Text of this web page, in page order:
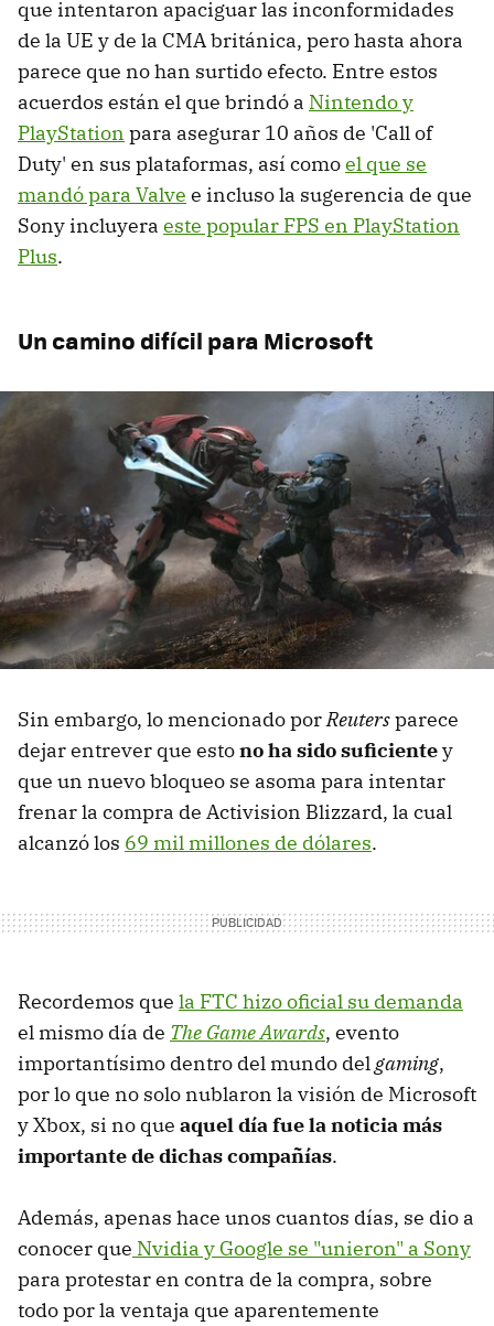
que intentaron apaciguar las inconformidades
de la UE y de la CMA británica, pero hasta ahora
parece que no han surtido efecto. Entre estos
acuerdos están el que brindó a Nintendo y
PlayStation para asegurar 10 años de 'Call of
Duty' en sus plataformas, así comoel que se
mandó para Valve e incluso la sugerencia de que
Sony incluyera este popular FPS en PlayStation
Plus.
Un camino difícil para Microsoft
Sin embargo, lo mencionado porReutersparece
dejar entrever que estono ha sido suficientey
que un nuevo bloqueo se asoma para intentar
frenar la compra de Activision Blizzard, la cual
alcanzó los 69 mil millones de dólares.
Recordemos que la FTC hizo oficial su demanda
el mismo día de The Game Awards, evento
importantísimo dentro del mundo delgaming,
por lo que no solo nublaron la visión de Microsoft
y Xbox, si no que aquel día fue la noticia más
importante de dichas compañías.
Además, apenas hace unos cuantos días, se dio a
conocer que Nvidia y Google se "unieron" a Sony
para protestar en contra de la compra, sobre
todo por la ventaja que aparentemente